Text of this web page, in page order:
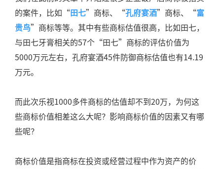
的案件，比如“田七”商标、“孔府宴酒”商标、“富
贵鸟”商标等等。其中有些商标估值很高，比如田七，
与田七牙膏相关的57个“田七”商标的评估价值为
5000万元左右，孔府宴酒45件防御商标估值也有14.19
万元。
而此次乐视1000多件商标的估值却不到20万，为何这
些商标价值相差这么大呢？影响商标价值的因素又有哪
些呢？
商标价值是指商标在投资或经营过程中作为资产的价